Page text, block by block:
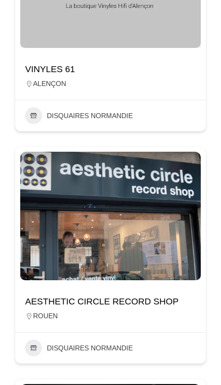
VINYLES 61
ALENÇON
DISQUAIRES NORMANDIE
AESTHETIC CIRCLE RECORD SHOP
ROUEN
DISQUAIRES NORMANDIE